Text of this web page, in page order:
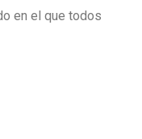
en el que todos